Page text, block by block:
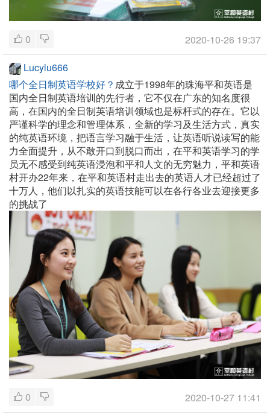
0
2020-10-26 19:37
Lucylu666
哪个全日制英语学校好？ 成立于1998年的珠海平和英语是
国内全日制英语培训的先行者，它不仅在广东的知名度很
高，在国内的全日制英语培训领域也是标杆式的存在。它以
严谨科学的理念和管理体系，全新的学习及生活方式，真实
的纯英语环境，把语言学习融于生活，让英语听说读写的能
力全面提升，从不敢开口到脱口而出，在平和英语学习的学
员无不感受到纯英语浸泡和平和人文的无穷魅力，平和英语
村开办22年来，在平和英语村走出去的英语人才已经超过了
十万人，他们以扎实的英语技能可以在各行各业去迎接更多
的挑战了
0
2020-10-27 11:41